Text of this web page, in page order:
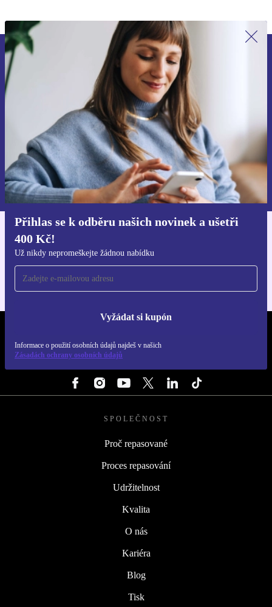
Přihlas se k odběru našich novinek a ušetři
400 Kč!
Už nikdy nepromeškejte žádnou nabídku
Vyžádat si kupón
Informace o použití osobních údajů najdeš v našich
Zásadách ochrany osobních údajů
Přihlas se k odběru našich novinek a
ušetři 400 Kč!
Už nikdy nepromeškej žádnou nabídku.
Chci voucher
Informace o použití osobních údajů najdeš v našich
Zásadách ochrany osobních údajů.
Pro iOS a Android
SPOLEČNOST
Proč repasované
Proces repasování
Udržitelnost
Kvalita
O nás
Kariéra
Blog
Tisk